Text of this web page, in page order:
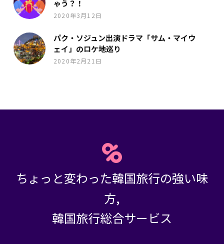
ゃう？！
2020年3月12日
パク・ソジュン出演ドラマ「サム・マイウ
ェイ」のロケ地巡り
2020年2月21日
ちょっと変わった韓国旅行の強い味
方,
韓国旅行総合サービス